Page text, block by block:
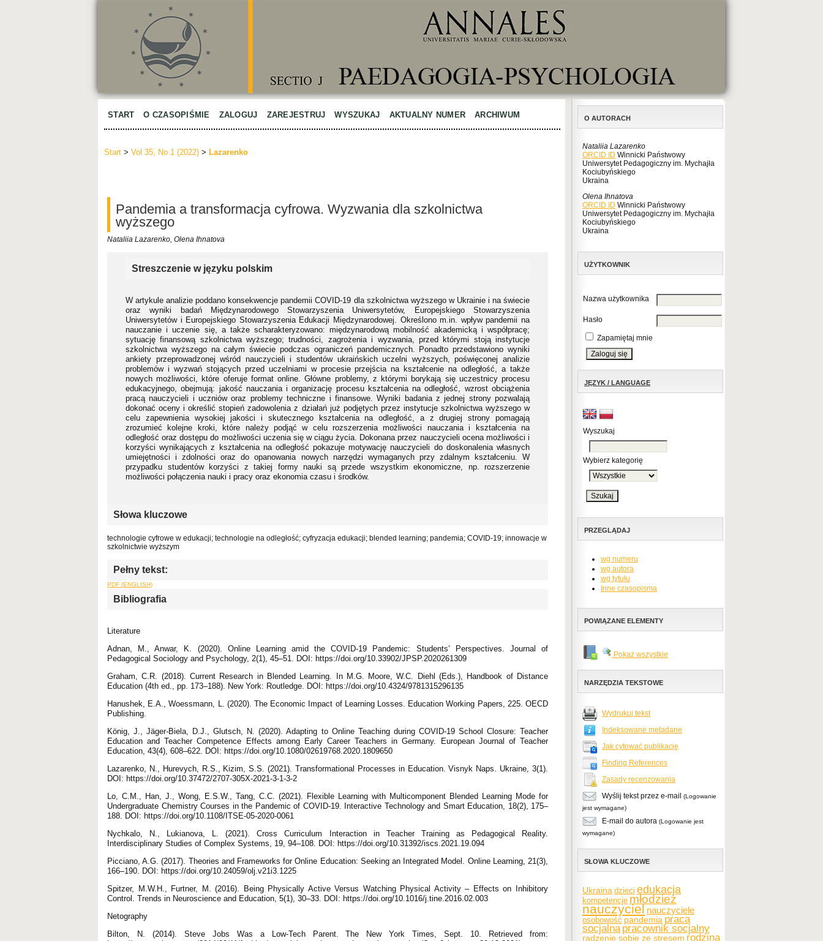
O AUTORACH
Nataliia Lazarenko
ORCID ID Winnicki Państwowy
Uniwersytet Pedagogiczny im. Mychajła
Kociubyńskiego
Ukraina
Olena Ihnatova
ORCID ID Winnicki Państwowy
Uniwersytet Pedagogiczny im. Mychajła
Kociubyńskiego
Ukraina
UŻYTKOWNIK
Nazwa użytkownika
Hasło
Zapamiętaj mnie
JĘZYK / LANGUAGE
Wyszukaj
Wybierz kategorię
PRZEGLĄDAJ
wg numeru
wg autora
wg tytułu
Inne czasopisma
POWIĄZANE ELEMENTY
Pokaż wszystkie
NARZĘDZIA TEKSTOWE
Wydrukuj tekst
Indeksowane metadane
Jak cytować publikację
Finding References
Zasady recenzowania
Wyślij tekst przez e-mail
(Logowanie
jest wymagane)
E-mail do autora (Logowanie jest
wymagane)
SŁOWA KLUCZOWE
Ukraina dzieci edukacja
kompetencje młodzież
nauczyciel nauczyciele
osobowość pandemia praca
socjalna pracownik socjalny
radzenie sobie ze stresem rodzina
START O CZASOPIŚMIE ZALOGUJ ZAREJESTRUJ WYSZUKAJ AKTUALNY NUMER ARCHIWUM
Start > Vol 35, No 1 (2022) > Lazarenko
Pandemia a transformacja cyfrowa. Wyzwania dla szkolnictwa
wyższego
Nataliia Lazarenko, Olena Ihnatova
Streszczenie w języku polskim
W artykule analizie poddano konsekwencje pandemii COVID-19 dla szkolnictwa wyższego w Ukrainie i na świecie
oraz wyniki badań Międzynarodowego Stowarzyszenia Uniwersytetów, Europejskiego Stowarzyszenia
Uniwersytetów i Europejskiego Stowarzyszenia Edukacji Międzynarodowej. Określono m.in. wpływ pandemii na
nauczanie i uczenie się, a także scharakteryzowano: międzynarodową mobilność akademicką i współpracę;
sytuację finansową szkolnictwa wyższego; trudności, zagrożenia i wyzwania, przed którymi stoją instytucje
szkolnictwa wyższego na całym świecie podczas ograniczeń pandemicznych. Ponadto przedstawiono wyniki
ankiety przeprowadzonej wśród nauczycieli i studentów ukraińskich uczelni wyższych, poświęconej analizie
problemów i wyzwań stojących przed uczelniami w procesie przejścia na kształcenie na odległość, a także
nowych możliwości, które oferuje format online. Główne problemy, z którymi borykają się uczestnicy procesu
edukacyjnego, obejmują: jakość nauczania i organizację procesu kształcenia na odległość, wzrost obciążenia
pracą nauczycieli i uczniów oraz problemy techniczne i finansowe. Wyniki badania z jednej strony pozwalają
dokonać oceny i określić stopień zadowolenia z działań już podjętych przez instytucje szkolnictwa wyższego w
celu zapewnienia wysokiej jakości i skutecznego kształcenia na odległość, a z drugiej strony pomagają
zrozumieć kolejne kroki, które należy podjąć w celu rozszerzenia możliwości nauczania i kształcenia na
odległość oraz dostępu do możliwości uczenia się w ciągu życia. Dokonana przez nauczycieli ocena możliwości i
korzyści wynikających z kształcenia na odległość pokazuje motywację nauczycieli do doskonalenia własnych
umiejętności i zdolności oraz do opanowania nowych narzędzi wymaganych przy zdalnym kształceniu. W
przypadku studentów korzyści z takiej formy nauki są przede wszystkim ekonomiczne, np. rozszerzenie
możliwości połączenia nauki i pracy oraz ekonomia czasu i środków.
Słowa kluczowe
technologie cyfrowe w edukacji; technologie na odległość; cyfryzacja edukacji; blended learning; pandemia; COVID-19; innowacje w
szkolnictwie wyższym
Pełny tekst:
PDF (ENGLISH)
Bibliografia
Literature
Adnan, M., Anwar, K. (2020). Online Learning amid the COVID-19 Pandemic: Students’ Perspectives. Journal of
Pedagogical Sociology and Psychology, 2(1), 45–51. DOI: https://doi.org/10.33902/JPSP.2020261309
Graham, C.R. (2018). Current Research in Blended Learning. In M.G. Moore, W.C. Diehl (Eds.), Handbook of Distance
Education (4th ed., pp. 173–188). New York: Routledge. DOI: https://doi.org/10.4324/9781315296135
Hanushek, E.A., Woessmann, L. (2020). The Economic Impact of Learning Losses. Education Working Papers, 225. OECD
Publishing.
König, J., Jäger-Biela, D.J., Glutsch, N. (2020). Adapting to Online Teaching during COVID-19 School Closure: Teacher
Education and Teacher Competence Effects among Early Career Teachers in Germany. European Journal of Teacher
Education, 43(4), 608–622. DOI: https://doi.org/10.1080/02619768.2020.1809650
Lazarenko, N., Hurevych, R.S., Kizim, S.S. (2021). Transformational Processes in Education. Visnyk Naps. Ukraine, 3(1).
DOI: https://doi.org/10.37472/2707-305X-2021-3-1-3-2
Lo, C.M., Han, J., Wong, E.S.W., Tang, C.C. (2021). Flexible Learning with Multicomponent Blended Learning Mode for
Undergraduate Chemistry Courses in the Pandemic of COVID-19. Interactive Technology and Smart Education, 18(2), 175–
188. DOI: https://doi.org/10.1108/ITSE-05-2020-0061
Nychkalo, N., Lukianova, L. (2021). Cross Curriculum Interaction in Teacher Training as Pedagogical Reality.
Interdisciplinary Studies of Complex Systems, 19, 94–108. DOI: https://doi.org/10.31392/iscs.2021.19.094
Picciano, A.G. (2017). Theories and Frameworks for Online Education: Seeking an Integrated Model. Online Learning, 21(3),
166–190. DOI: https://doi.org/10.24059/olj.v21i3.1225
Spitzer, M.W.H., Furtner, M. (2016). Being Physically Active Versus Watching Physical Activity – Effects on Inhibitory
Control. Trends in Neuroscience and Education, 5(1), 30–33. DOI: https://doi.org/10.1016/j.tine.2016.02.003
Netography
Bilton, N. (2014). Steve Jobs Was a Low-Tech Parent. The New York Times, Sept. 10. Retrieved from: